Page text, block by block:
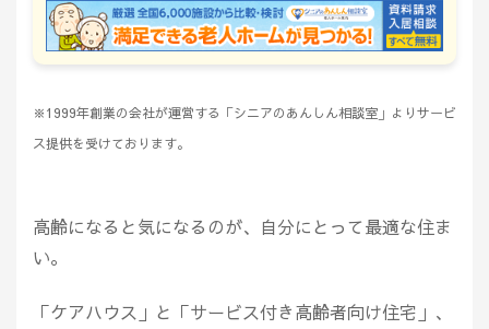
※1999年創業の会社が運営する「シニアのあんしん相談室」よりサービ
ス提供を受けております。
高齢になると気になるのが、自分にとって最適な住ま
い。
「ケアハウス」と「サービス付き高齢者向け住宅」、